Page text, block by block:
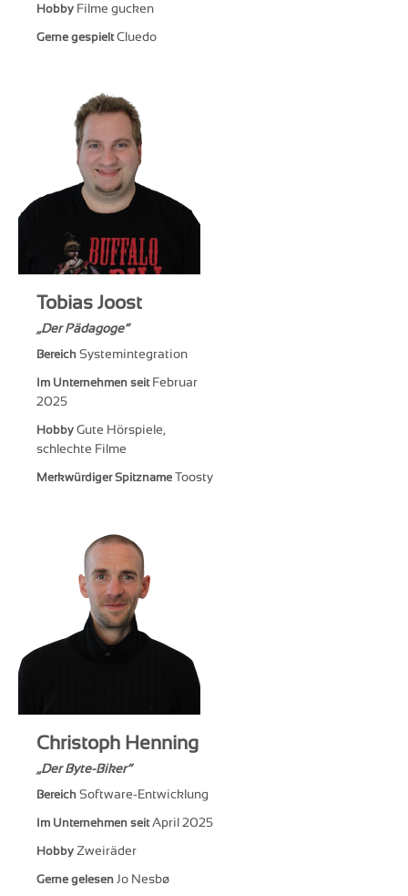
Hobby Filme gucken
Gerne gespieltCluedo
Tobias Joost
Der Pädagoge
Bereich Systemintegration
Im Unternehmen seitFebruar
2025
Hobby Gute Hörspiele,
schlechte Filme
Merkwürdiger Spitzname Toosty
Christoph Henning
Der Byte-Biker
Bereich Software-Entwicklung
Im Unternehmen seitApril 2025
Hobby Zweiräder
Gerne gelesen Jo Nesbø